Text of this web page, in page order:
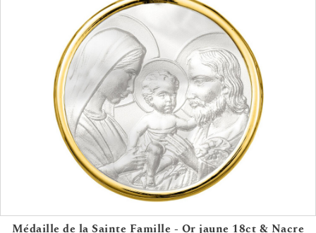
Médaille de la Sainte Famille - Or jaune 18ct & Nacre